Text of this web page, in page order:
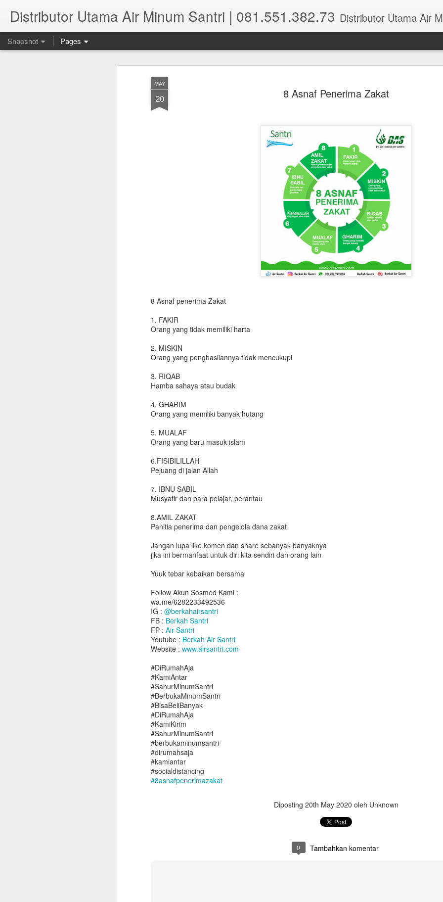
MAY
20 8 Asnaf Penerima Zakat
8 Asnaf penerima Zakat
1. FAKIR
Orang yang tidak memiliki harta
2. MISKIN
Orang yang penghasilannya tidak mencukupi
3. RIQAB
Hamba sahaya atau budak
4. GHARIM
Orang yang memiliki banyak hutang
5. MUALAF
Orang yang baru masuk islam
6.FISIBILILLAH
Pejuang di jalan Allah
7. IBNU SABIL
Musyafir dan para pelajar, perantau
8.AMIL ZAKAT
Panitia penerima dan pengelola dana zakat
Jangan lupa like,komen dan share sebanyak banyaknya
jika ini bermanfaat untuk diri kita sendiri dan orang lain
Yuuk tebar kebaikan bersama
Follow Akun Sosmed Kami :
wa.me/6282233492536
IG : @berkahairsantri
FB : Berkah Santri
FP : Air Santri
Youtube : Berkah Air Santri
Website : www.airsantri.com
#DiRumahAja
#KamiAntar
#SahurMinumSantri
#BerbukaMinumSantri
#BisaBeliBanyak
#DiRumahAja
#KamiKirim
#SahurMinumSantri
#berbukaminumsantri
#dirumahsaja
#kamiantar
#socialdistancing
#8asnafpenerimazakat
Diposting 20th May 2020 oleh Unknown
0 Tambahkan komentar
Distributor Utama Air Minum Santri | 081.551.382.73 Distributor Utama Air Mineral Santri Indonesia dipusatkan di Wisma
Snapshot Pages
Camilan Sederhana Saat Musim Hujan!!